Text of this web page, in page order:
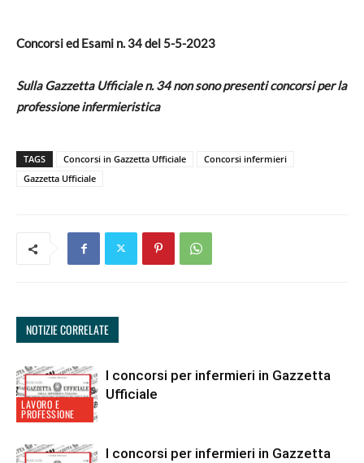
Concorsi ed Esami n. 34del 5-5-2023
Sulla Gazzetta Ufficiale n. 34 non sono presenti concorsi per la
professione infermieristica
TAGS Concorsi in Gazzetta Ufficiale
Concorsi infermieri
Gazzetta Ufficiale
NOTIZIE CORRELATE
LAVORO E
PROFESSIONE
I concorsi per infermieri in Gazzetta
Ufficiale
I concorsi per infermieri in Gazzetta